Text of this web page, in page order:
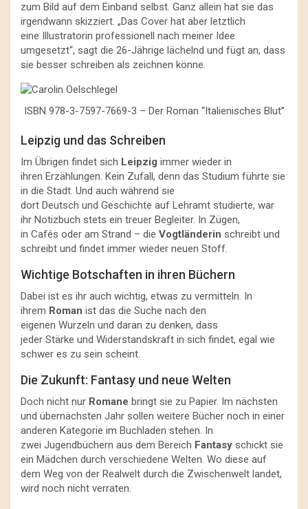
zum Bild auf dem Einband selbst. Ganz allein hat sie das
irgendwann skizziert. „Das Cover hat aber letztlich
eine Illustratorin professionell nach meiner Idee
umgesetzt“, sagt die 26-Jährige lächelnd und fügt an, dass
sie besser schreiben als zeichnen könne.
ISBN 978-3-7597-7669-3 – Der Roman “Italienisches Blut”
Leipzig und das Schreiben
Im Übrigen findet sich Leipzig immer wieder in
ihren Erzählungen. Kein Zufall, denn das Studium führte sie
in die Stadt. Und auch während sie
dort Deutsch und Geschichte auf Lehramt studierte, war
ihr Notizbuch stets ein treuer Begleiter. In Zügen,
in Cafés oder am Strand – die Vogtländerin schreibt und
schreibt und findet immer wieder neuen Stoff.
Wichtige Botschaften in ihren Büchern
Dabei ist es ihr auch wichtig, etwas zu vermitteln. In
ihrem Roman ist das die Suche nach den
eigenen Wurzeln und daran zu denken, dass
jeder Stärke und Widerstandskraft in sich findet, egal wie
schwer es zu sein scheint.
Die Zukunft: Fantasy und neue Welten
Doch nicht nur Romane bringt sie zu Papier. Im nächsten
und übernächsten Jahr sollen weitere Bücher noch in einer
anderen Kategorie im Buchladen stehen. In
zwei Jugendbüchern aus dem Bereich Fantasy schickt sie
ein Mädchen durch verschiedene Welten. Wo diese auf
dem Weg von der Realwelt durch die Zwischenwelt landet,
wird noch nicht verraten.